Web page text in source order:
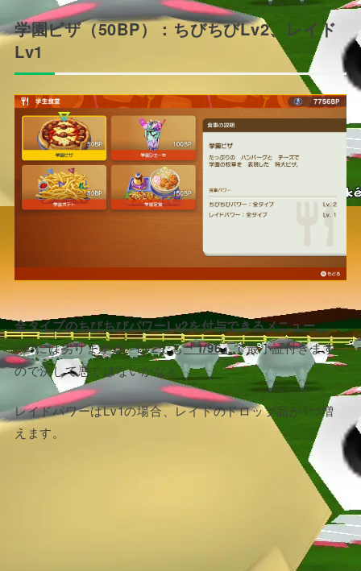
学園ピザ（50BP）：ちびちびLv2、レイド
Lv1
全タイプのちびちびパワーLv2を付与できるメニュー。
Lv3には劣りますが、Lv2でも「1/96」で最小証付きます
ので決して悪くはないかなと。
レイドパワーはLv1の場合、レイドのドロップ品が1つ増
えます。